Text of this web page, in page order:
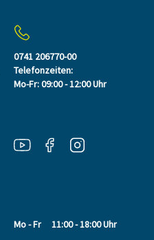
0741 206770-00
Telefonzeiten:
Mo-Fr: 09:00 - 12:00 Uhr
Mo - Fr
11:00 - 18:00 Uhr